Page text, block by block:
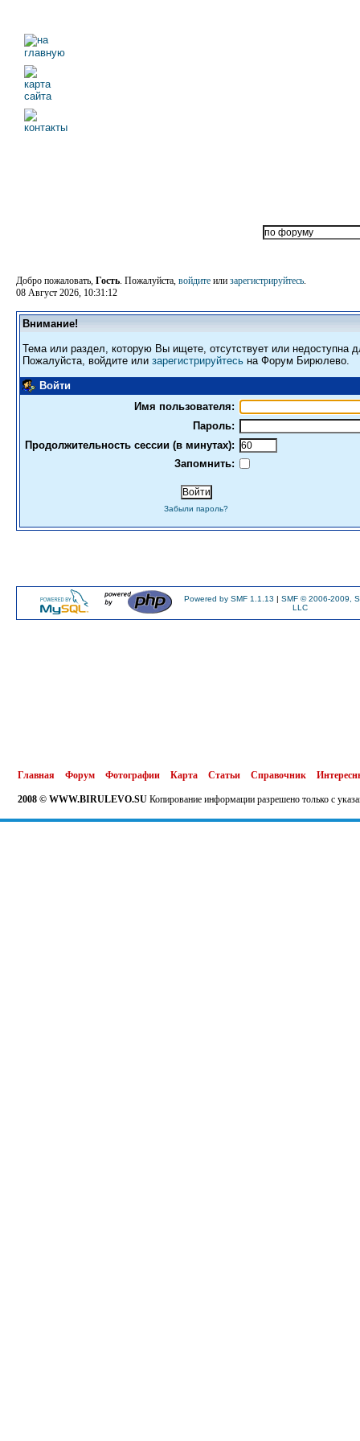
Добро пожаловать, Гость. Пожалуйста, войдите или зарегистрируйтесь.
08 Август 2026, 10:31:12
Внимание!
Тема или раздел, которую Вы ищете, отсутствует или недоступна
Пожалуйста, войдите или зарегистрируйтесь на Форум Бирюлево.
Войти
Имя пользователя:
Пароль:
Продолжительность сессии (в минутах):
Запомнить:
Забыли пароль?
Powered by SMF 1.1.13 | SMF © 2006-2009,
LLC
Главная Форум Фотографии Карта Статьи Справочник
2008 © WWW.BIRULEVO.SU Копирование информации разрешено только с